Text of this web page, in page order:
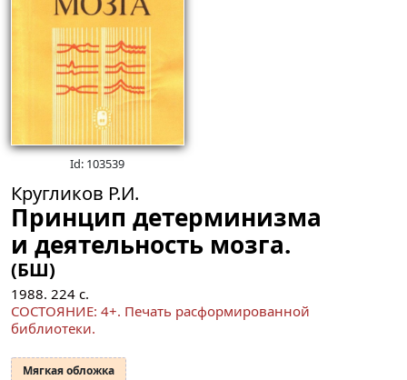
Id: 103539
Кругликов Р.И.
Принцип детерминизма
и деятельность мозга.
(БШ)
1988. 224 с.
СОСТОЯНИЕ: 4+. Печать расформированной
библиотеки.
Мягкая обложка